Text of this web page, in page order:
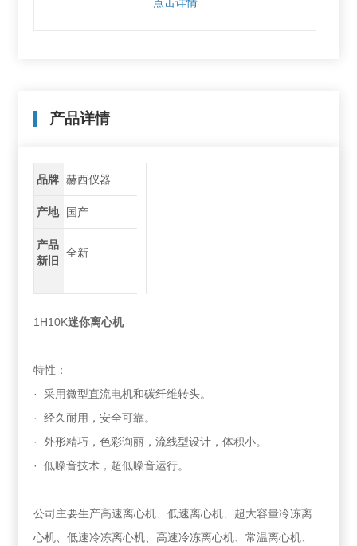
产品详情
品牌 赫西仪器
产地 国产
产品
新旧
全新
1H10K迷你离心机
特性：
· 采用微型直流电机和碳纤维转头。
· 经久耐用，安全可靠。
· 外形精巧，色彩询丽，流线型设计，体积小。
· 低噪音技术，超低噪音运行。
公司主要生产高速离心机、低速离心机、超大容量冷冻离
心机、低速冷冻离心机、高速冷冻离心机、常温离心机、